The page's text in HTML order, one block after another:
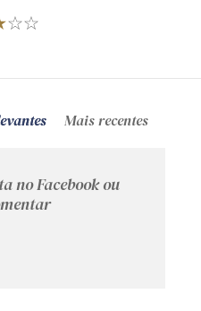
Mais recentes
no Facebook ou